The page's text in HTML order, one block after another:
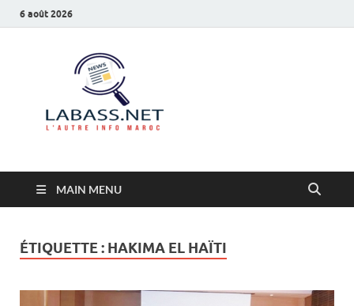
6 août 2026
MAIN MENU
ÉTIQUETTE : HAKIMA EL HAÏTI